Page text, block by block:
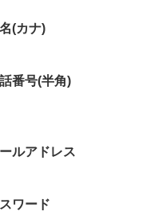
(カナ)
番号(半角)
ルアドレス
ワード